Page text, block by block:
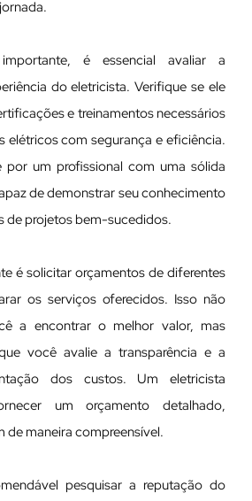
é essencial avaliar a
do eletricista. Verifique se ele
e treinamentos necessários
elétricos com segurança e eficiência.
por um profissional com uma sólida
de demonstrar seu conhecimento
de projetos bem-sucedidos.
é solicitar orçamentos de diferentes
os serviços oferecidos. Isso não
a encontrar o melhor valor, mas
você avalie a transparência e a
dos custos. Um eletricista
um orçamento detalhado,
de maneira compreensível.
pesquisar a reputação do